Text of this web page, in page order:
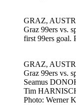
GRAZ,
Graz 99ers vs.
first 99ers goal.
GRAZ,
Graz 99ers vs.
Seamus
Tim
Photo: Werner